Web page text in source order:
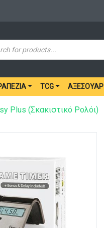
TCG ΑΞΕΣΟΥΆΡ
Plus (Σκακιστικό Ρολόι)